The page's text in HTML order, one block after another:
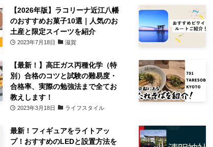
【2026年版】ラコリーナ近江八幡
のおすすめお菓子10選｜人気のお
土産と限定スイーツを紹介
2023年7月18日 滋賀
【最新！】高圧ガス丙種化学（特
別）合格のコツと試験の難易度・
合格率、実際の勉強法まで全てお
教えします！
2023年3月18日 ライフスタイル
最新！フィギュアをライトアッ
プ！おすすめのLEDと設置方法を